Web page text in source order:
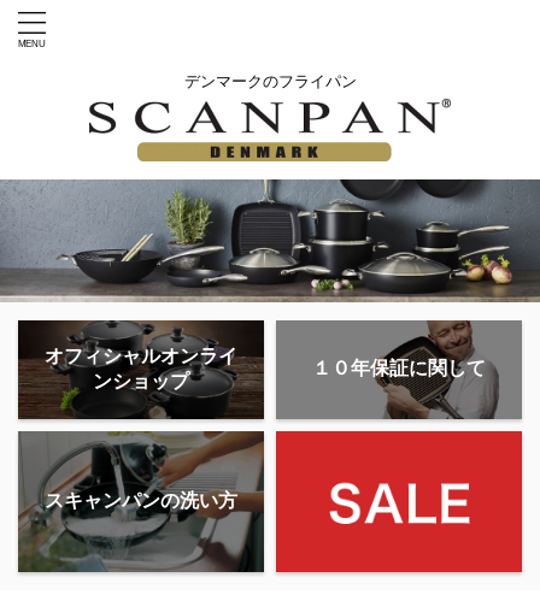
デンマークのフライパン
オフィシャルオンライ
ンショップ
１０年保証に関して
スキャンパンの洗い方